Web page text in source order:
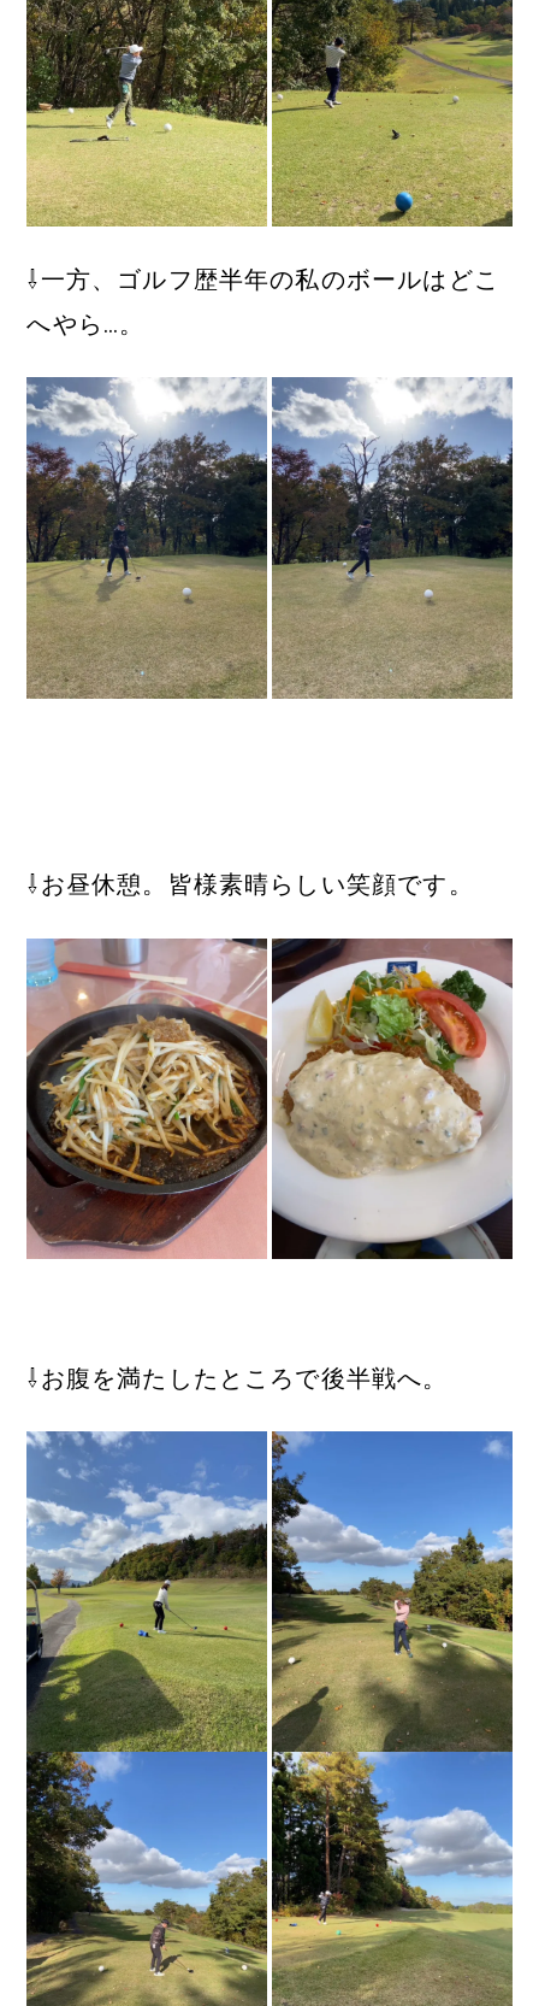
⇩一方、ゴルフ歴半年の私のボールはどこ
へやら…。
⇩お昼休憩。皆様素晴らしい笑顔です。
⇩お腹を満たしたところで後半戦へ。